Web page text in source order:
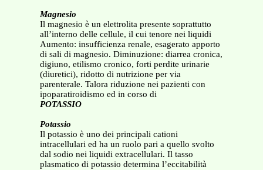
Magnesio
Il magnesio è un elettrolita presente soprattutto
all’interno delle cellule, il cui tenore nei liquidi
Aumento: insufficienza renale, esagerato apporto
di sali di magnesio. Diminuzione: diarrea cronica,
digiuno, etilismo cronico, forti perdite urinarie
(diuretici), ridotto di nutrizione per via
parenterale. Talora riduzione nei pazienti con
ipoparatiroidismo ed in corso di
POTASSIO
Potassio
Il potassio è uno dei principali cationi
intracellulari ed ha un ruolo pari a quello svolto
dal sodio nei liquidi extracellulari. Il tasso
plasmatico di potassio determina l’eccitabilità